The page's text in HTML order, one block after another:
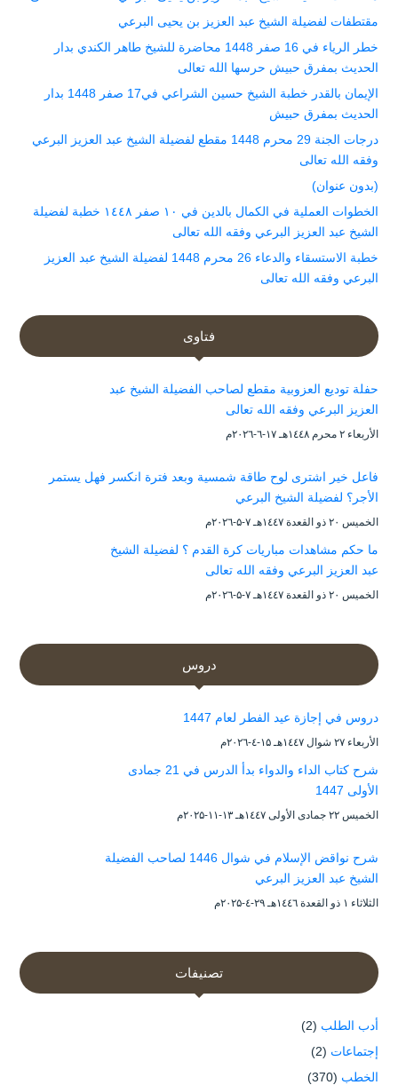
مقتطفات لفضيلة الشيخ عبد العزيز بن يحيى البرعي
خطر الرياء في 16 صفر 1448 محاضرة للشيخ طاهر الكندي بدار
الحديث بمفرق حبيش حرسها الله تعالى
الإيمان بالقدر خطبة الشيخ حسين الشراعي في17 صفر 1448 بدار
الحديث بمفرق حبيش
درجات الجنة 29 محرم 1448 مقطع لفضيلة الشيخ عبد العزيز البرعي
وفقه الله تعالى
(بدون عنوان)
الخطوات العملية في الكمال بالدين في ١٠ صفر ١٤٤٨ خطبة لفضيلة
الشيخ عبد العزيز البرعي وفقه الله تعالى
خطبة الاستسقاء والدعاء 26 محرم 1448 لفضيلة الشيخ عبد العزيز
البرعي وفقه الله تعالى
فتاوى
حفلة توديع العزوبية مقطع لصاحب الفضيلة الشيخ عبد
العزيز البرعي وفقه الله تعالى
الأربعاء ۲ محرم ۱٤٤۸هـ ۱۷-٦-۲۰۲٦م
فاعل خير اشترى لوح طاقة شمسية وبعد فترة انكسر فهل يستمر
الأجر؟ لفضيلة الشيخ البرعي
الخميس ۲۰ ذو القعدة ۱٤٤۷هـ ۷-۵-۲۰۲٦م
ما حكم مشاهدات مباريات كرة القدم ؟ لفضيلة الشيخ
عبد العزيز البرعي وفقه الله تعالى
الخميس ۲۰ ذو القعدة ۱٤٤۷هـ ۷-۵-۲۰۲٦م
دروس
دروس في إجازة عيد الفطر لعام 1447
الأربعاء ۲۷ شوال ۱٤٤۷هـ ۱۵-٤-۲۰۲٦م
شرح كتاب الداء والدواء بدأ الدرس في 21 جمادى
الأولى 1447
الخميس ۲۲ جمادى الأولى ۱٤٤۷هـ ۱۳-۱۱-۲۰۲۵م
شرح نواقض الإسلام في شوال 1446 لصاحب الفضيلة
الشيخ عبد العزيز البرعي
الثلاثاء ۱ ذو القعدة ۱٤٤٦هـ ۲۹-٤-۲۰۲۵م
تصنيفات
أدب الطلب (2)
إجتماعات (2)
الخطب (370)